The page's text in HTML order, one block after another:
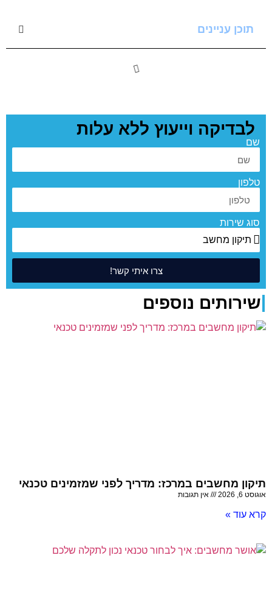
תוכן עניינים
לבדיקה וייעוץ ללא עלות
שם
טלפון
סוג שירות
צרו איתי קשר!
שירותים נוספים
תיקון מחשבים במרכז: מדריך לפני שמזמינים טכנאי
אוגוסט 6, 2026 אין תגובות
קרא עוד »